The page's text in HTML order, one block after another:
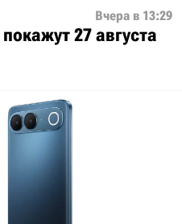
Вчера в 13:29
27 августа